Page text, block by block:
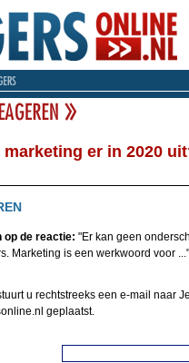
marketing er in 2020
op de reactie: "Er kan geen
Marketing is een werkwoord voor ..."
u rechtstreeks een e-mail naar
geplaatst.